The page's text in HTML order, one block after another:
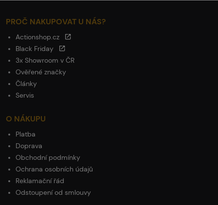
PROČ NAKUPOVAT U NÁS?
Actionshop.cz
Black Friday
3x Showroom v ČR
Ověřené značky
Články
Servis
O NÁKUPU
Platba
Doprava
Obchodní podmínky
Ochrana osobních údajů
Reklamační řád
Odstoupení od smlouvy